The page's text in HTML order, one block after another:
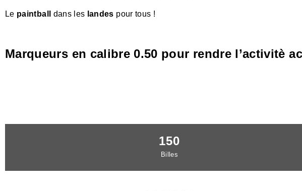
Le paintball dans les landes pour tous !
Marqueurs en calibre 0.50 pour rendre l’activitè
150
Billes